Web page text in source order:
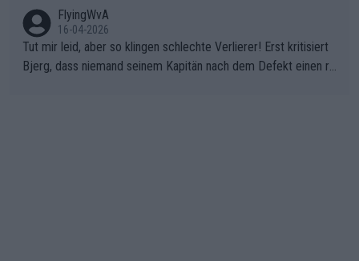
FlyingWvA
16-04-2026
Tut mir leid, aber so klingen schlechte Verlierer! Erst kritisiert
Bjerg, dass niemand seinem Kapitän nach dem Defekt einen ro